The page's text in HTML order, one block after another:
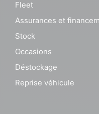
Fleet
Assurances et
Stock
Occasions
Déstockage
Reprise véhicule